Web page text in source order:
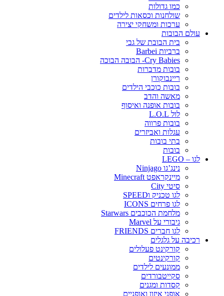
כמו גדולות
שולחנות וכסאות לילדים
ערכות ומשחקי יצירה
עולם הבובות
בית הבובת של גבי
ברביות Barbei
Cry Babies- הבובה הבוכה
בובות מדברות
ריינבוקורן
בובות כוכבי הילדים
מאשה והדב
בובות אופנה ואיסוף
לול L.O.L
בובות פרווה
עגלות ואביזרים
בתי בובות
בובות
לגו – LEGO
נינג’גו Ninjago
מיינקראפט Minecraft
סיטי City
לגו טכניק וSPEED
לגו פרחים ICONS
מלחמת הכוכבים Starwars
גיבורי על Marvel
לגו חברים FRIENDS
רכיבה על גלגלים
קורקינט פעלולים
קורקינטים
ממונעים לילדים
סקייטבורדים
קסדות ומגנים
אופני איזון ואופניים